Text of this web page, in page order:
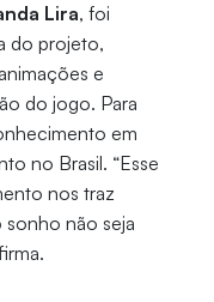
Lira, foi
do projeto,
e
do jogo. Para
em
no Brasil. “Esse
nos traz
sonho não seja